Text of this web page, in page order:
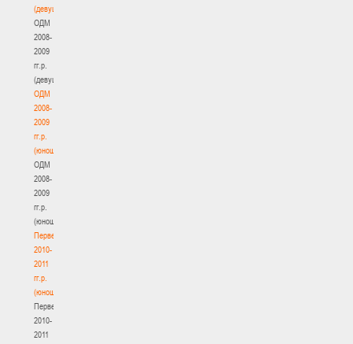
(девушки)
ОДМ
2008-
2009
гг.р.
(девушки)
ОДМ
2008-
2009
гг.р.
(юноши)
ОДМ
2008-
2009
гг.р.
(юноши)
Первенство
2010-
2011
гг.р.
(юноши)
Первенство
2010-
2011